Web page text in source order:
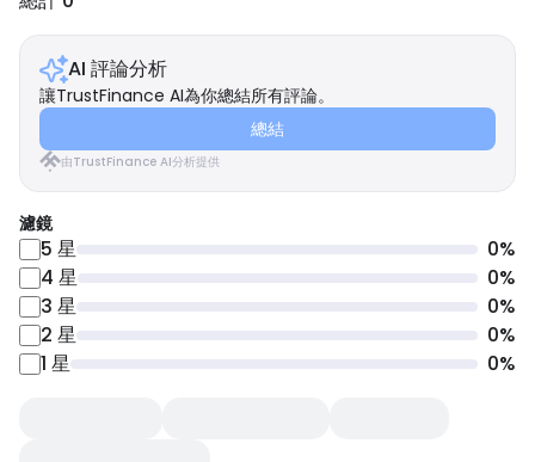
AI 評論分析
讓TrustFinance AI為你總結所有評論。
總結
由TrustFinance AI分析提供
濾鏡
5 星 0%
4 星 0%
3 星 0%
2 星 0%
1 星 0%